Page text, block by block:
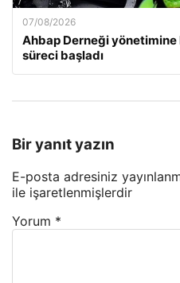
07/08/2026
Ahbap Derneği yönetimine
süreci başladı
Bir yanıt yazın
E-posta adresiniz
ile işaretlenmişlerdir
Yorum *